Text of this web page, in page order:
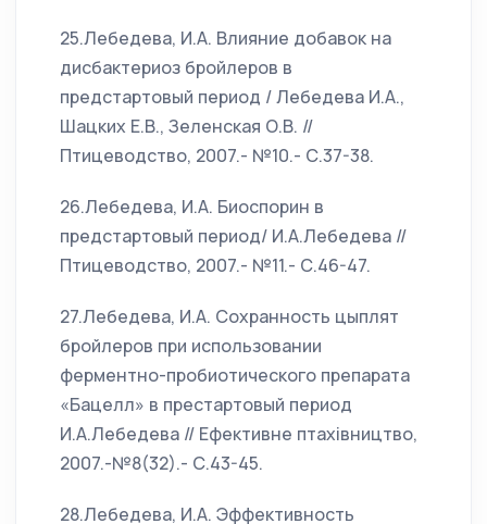
25.Лебедева, И.А. Влияние добавок на
дисбактериоз бройлеров в
предстартовый период / Лебедева И.А.,
Шацких Е.В., Зеленская О.В. //
Птицеводство, 2007.- №10.- С.37-38.
26.Лебедева, И.А. Биоспорин в
предстартовый период/ И.А.Лебедева //
Птицеводство, 2007.- №11.- С.46-47.
27.Лебедева, И.А. Сохранность цыплят
бройлеров при использовании
ферментно-пробиотического препарата
«Бацелл» в престартовый период
И.А.Лебедева // Ефективне птахiвництво,
2007.-№8(32).- С.43-45.
28.Лебедева, И.А. Эффективность